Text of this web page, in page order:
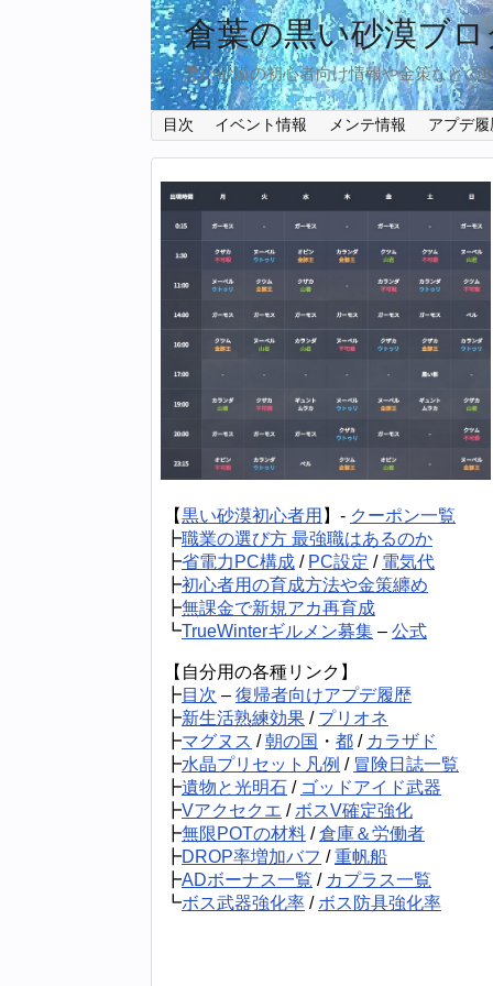
倉葉の黒い砂漠ブロ
黒い砂漠の初心者向け情報や金策などの
目次 イベント情報 メンテ情報 アプデ履
【黒い砂漠初心者用 】- クーポン一覧
┣職業の選び方 最強職はあるのか
┣省電力PC構成 / PC設定 / 電気代
┣初心者用の育成方法や金策纏め
┣無課金で新規アカ再育成
┗TrueWinterギルメン募集 – 公式
【自分用の各種リンク】
┣目次 – 復帰者向けアプデ履歴
┣新生活熟練効果 / プリオネ
┣マグヌス /朝の国 ・ 都 / カラザド
┣水晶プリセット凡例 / 冒険日誌一覧
┣遺物と光明石 / ゴッドアイド武器
┣Vアクセクエ / ボスV確定強化
┣無限POTの材料 /倉庫＆労働者
┣DROP率増加バフ /重帆船
┣ADボーナス一覧 / カプラス一覧
┗ボス武器強化率 / ボス防具強化率